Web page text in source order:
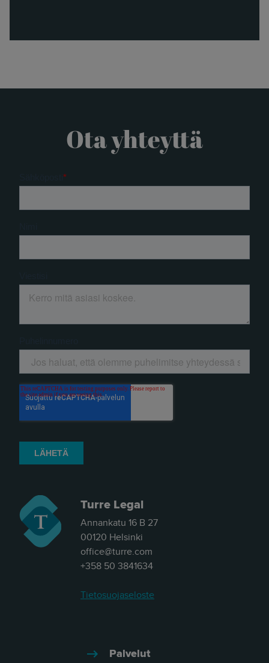
Turre Legal
Annankatu 16 B 27
00120 Helsinki
office@turre.com
+358 50 3841634
Tietosuojaseloste
Palvelut
Ota yhteyttä